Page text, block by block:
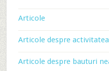
Articole
Articole despre
Articole despre bauturi